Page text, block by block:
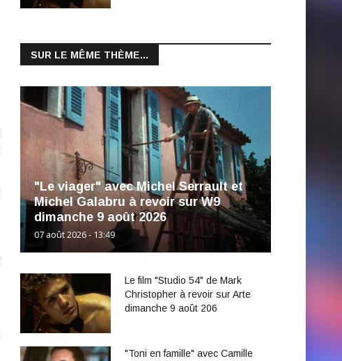
SUR LE MÊME THÈME...
"Le viager" avec Michel Serrault et
Michel Galabru à revoir sur W9
dimanche 9 août 2026
07 août 2026 - 13:49
Le film "Studio 54" de Mark
Christopher à revoir sur Arte
dimanche 9 août 206
"Toni en famille" avec Camille